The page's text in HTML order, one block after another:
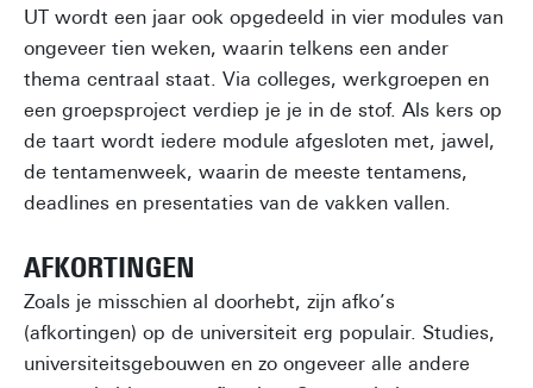
UT wordt een jaar ook opgedeeld in vier modules van
ongeveer tien weken, waarin telkens een ander
thema centraal staat. Via colleges, werkgroepen en
een groepsproject verdiep je je in de stof. Als kers op
de taart wordt iedere module afgesloten met, jawel,
de tentamenweek, waarin de meeste tentamens,
deadlines en presentaties van de vakken vallen.
AFKORTINGEN
Zoals je misschien al doorhebt, zijn afko’s
(afkortingen) op de universiteit erg populair. Studies,
universiteitsgebouwen en zo ongeveer alle andere